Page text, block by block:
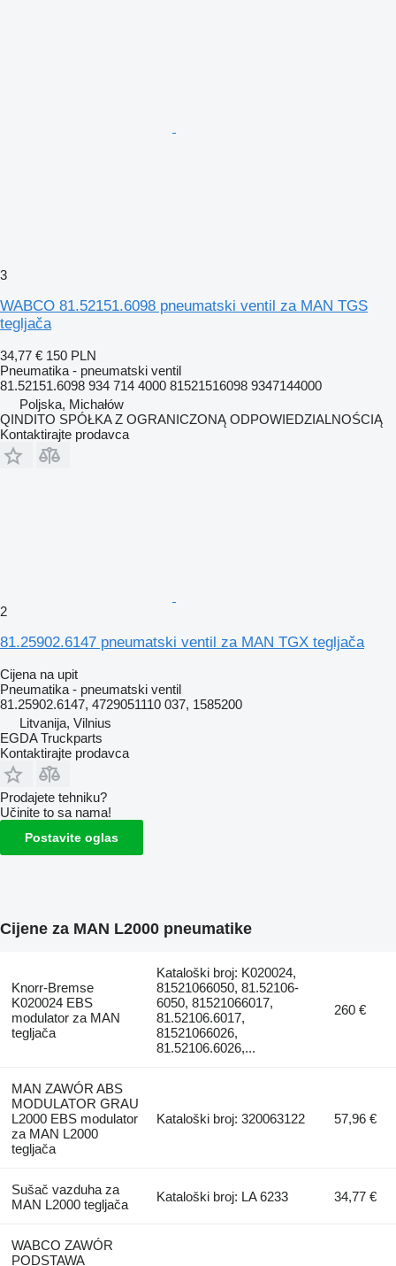
3
WABCO 81.52151.6098 pneumatski ventil za MAN TGS
tegljača
34,77 € 150 PLN
Pneumatika - pneumatski ventil
81.52151.6098 934 714 4000 81521516098 9347144000
Poljska, Michałów
QINDITO SPÓŁKA Z OGRANICZONĄ ODPOWIEDZIALNOŚCIĄ
Kontaktirajte prodavca
2
81.25902.6147 pneumatski ventil za MAN TGX tegljača
Cijena na upit
Pneumatika - pneumatski ventil
81.25902.6147, 4729051110 037, 1585200
Litvanija, Vilnius
EGDA Truckparts
Kontaktirajte prodavca
Prodajete tehniku?
Učinite to sa nama!
Postavite oglas
Cijene za MAN L2000 pneumatikе
Knorr-Bremse
K020024 EBS
modulator za MAN
tegljača
Kataloški broj: K020024,
81521066050, 81.52106-
6050, 81521066017,
81.52106.6017,
81521066026,
81.52106.6026,...
260 €
MAN ZAWÓR ABS
MODULATOR GRAU
L2000 EBS modulator
za MAN L2000
tegljača
Kataloški broj: 320063122 57,96 €
Sušač vazduha za
MAN L2000 tegljača
Kataloški broj: LA 6233 34,77 €
WABCO ZAWÓR
PODSTAWA